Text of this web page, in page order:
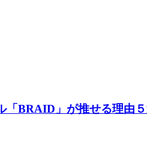
BRAID」が推せる理由５